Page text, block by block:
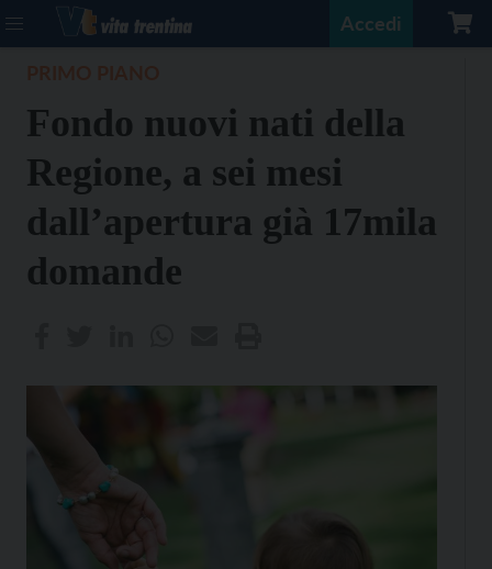
Accedi
Fondo nuovi nati della
Regione, a sei mesi
dall’apertura già 17mila
domande